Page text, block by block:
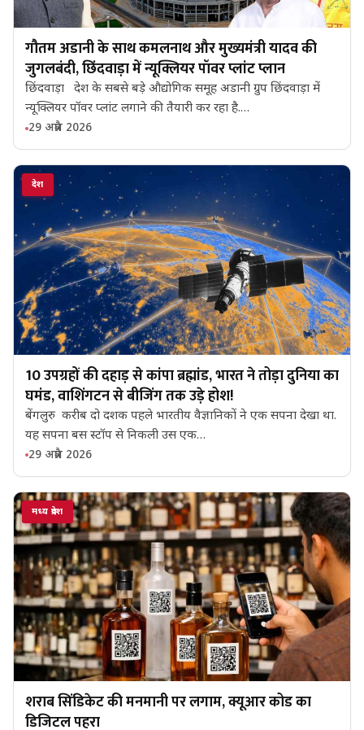
गौतम अडानी के साथ कमलनाथ और मुख्यमंत्री यादव की
जुगलबंदी, छिंदवाड़ा में न्यूक्लियर पॉवर प्लांट प्लान
छिंदवाड़ा देश के सबसे बड़े औद्योगिक समूह अडानी ग्रुप छिंदवाड़ा में
न्यूक्लियर पॉवर प्लांट लगाने की तैयारी कर रहा है.…
29 अप्रैल 2026
देश
10 उपग्रहों की दहाड़ से कांपा ब्रह्मांड, भारत ने तोड़ा दुनिया का
घमंड, वाशिंगटन से बीजिंग तक उड़े होश!
बेंगलुरु करीब दो दशक पहले भारतीय वैज्ञानिकों ने एक सपना देखा था.
यह सपना बस स्‍टॉप से निकली उस एक…
29 अप्रैल 2026
मध्य प्रदेश
शराब सिंडिकेट की मनमानी पर लगाम, क्यूआर कोड का
डिजिटल पहरा